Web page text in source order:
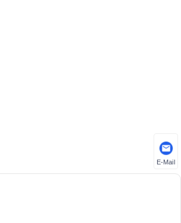
E-Mail